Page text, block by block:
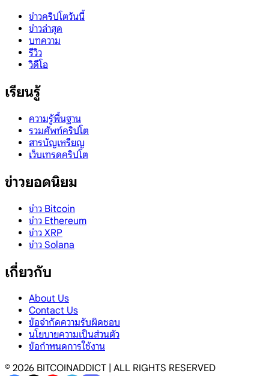
ข่าวคริปโตวันนี้
ข่าวล่าสุด
บทความ
รีวิว
วิดีโอ
เรียนรู้
ความรู้พื้นฐาน
รวมศัพท์คริปโต
สารบัญเหรียญ
เว็บเทรดคริปโต
ข่าวยอดนิยม
ข่าว Bitcoin
ข่าว Ethereum
ข่าว XRP
ข่าว Solana
เกี่ยวกับ
About Us
Contact Us
ข้อจำกัดความรับผิดชอบ
นโยบายความเป็นส่วนตัว
ข้อกำหนดการใช้งาน
© 2026 BITCOINADDICT | ALL RIGHTS RESERVED